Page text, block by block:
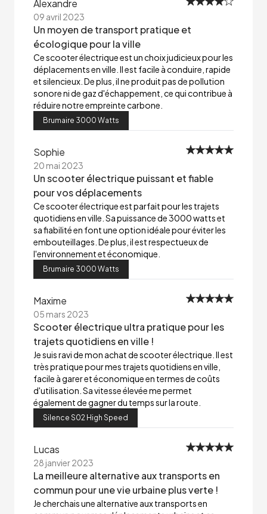
Alexandre
09 avril 2023
Un moyen de transport pratique et
écologique pour la ville
Ce scooter électrique est un choix judicieux pour les
déplacements en ville. Il est facile à conduire, rapide
et silencieux. De plus, il ne produit pas de pollution
sonore ni de gaz d'échappement, ce qui contribue à
réduire notre empreinte carbone.
Brumaire 3000 Watts
Sophie
20 mai 2023
Un scooter électrique puissant et fiable
pour vos déplacements
Ce scooter électrique est parfait pour les trajets
quotidiens en ville. Sa puissance de 3000 watts et
sa fiabilité en font une option idéale pour éviter les
embouteillages. De plus, il est respectueux de
l'environnement et économique.
Brumaire 3000 Watts
Maxime
05 mars 2023
Scooter électrique ultra pratique pour les
trajets quotidiens en ville !
Je suis ravi de mon achat de scooter électrique. Il est
très pratique pour mes trajets quotidiens en ville,
facile à garer et économique en termes de coûts
d'utilisation. Sa vitesse élevée me permet
également de gagner du temps sur la route.
Silence S02 High Speed
Lucas
28 janvier 2023
La meilleure alternative aux transports en
commun pour une vie urbaine plus verte !
Je cherchais une alternative aux transports en